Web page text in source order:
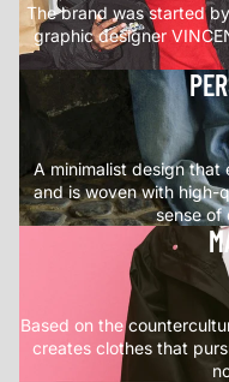
The brand was started
graphic designer
A minimalist design that
and is woven with high-
sense of
Based on the
creates clothes that